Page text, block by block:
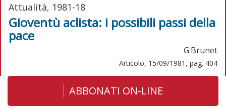
Attualità, 1981-18
Gioventù aclista: i possibili passi della
pace
G.Brunet
Articolo, 15/09/1981, pag. 404
ABBONATI ON-LINE